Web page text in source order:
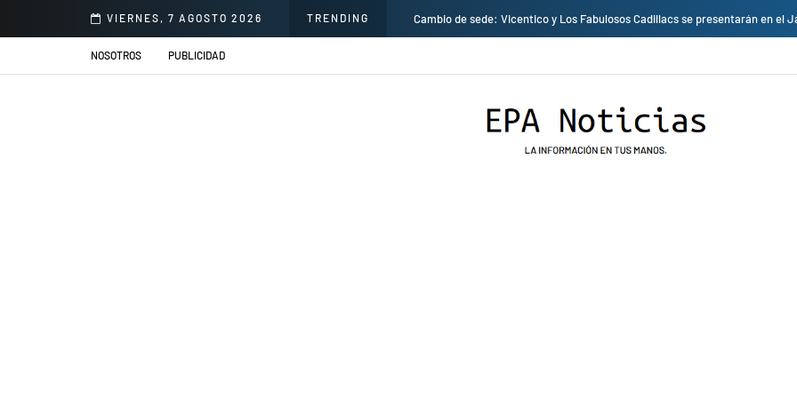
VIERNES, 7 AGOSTO 2026 TRENDING
Delgado para mejorar la atención en salud Cambio de sede: Vicentico y Los Fabulosos Cadillacs se presentarán en el
NOSOTROS PUBLICIDAD